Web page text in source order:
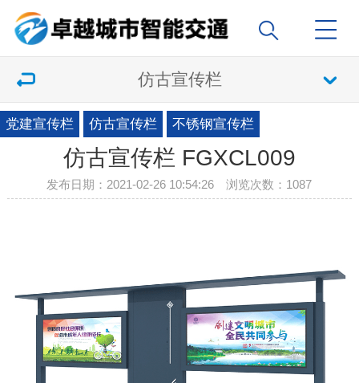
仿古宣传栏
党建宣传栏 仿古宣传栏 不锈钢宣传栏
仿古宣传栏 FGXCL009
发布日期：2021-02-26 10:54:26 浏览次数： 1087